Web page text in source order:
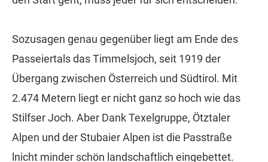
Sozusagen genau gegenüber liegt am Ende des
Passeiertals das Timmelsjoch, seit 1919 der
Übergang zwischen Österreich und Südtirol. Mit
2.474 Metern liegt er nicht ganz so hoch wie das
Stilfser Joch. Aber Dank Texelgruppe, Ötztaler
Alpen und der Stubaier Alpen ist die Passtraße
lnicht minder schön landschaftlich eingebettet.